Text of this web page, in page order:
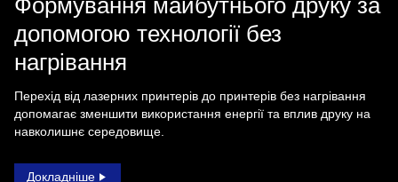
Формування майбутнього друку за
допомогою технології без
нагрівання
Перехід від лазерних принтерів до принтерів без нагрівання
допомагає зменшити використання енергії та вплив друку на
навколишнє середовище.
Докладніше